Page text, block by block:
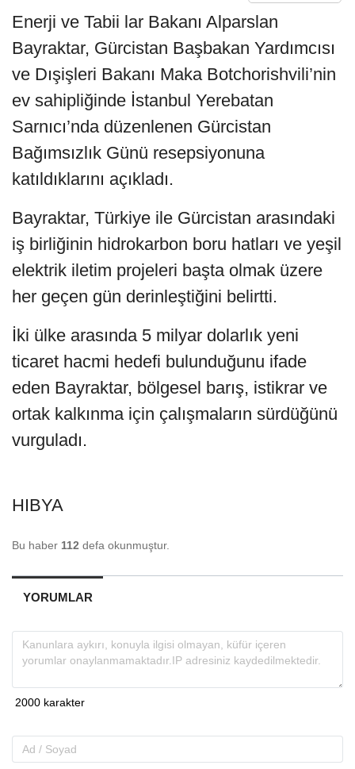
Enerji ve Tabii lar Bakanı Alparslan
Bayraktar, Gürcistan Başbakan Yardımcısı
ve Dışişleri Bakanı Maka Botchorishvili’nin
ev sahipliğinde İstanbul Yerebatan
Sarnıcı’nda düzenlenen Gürcistan
Bağımsızlık Günü resepsiyonuna
katıldıklarını açıkladı.
Bayraktar, Türkiye ile Gürcistan arasındaki
iş birliğinin hidrokarbon boru hatları ve yeşil
elektrik iletim projeleri başta olmak üzere
her geçen gün derinleştiğini belirtti.
İki ülke arasında 5 milyar dolarlık yeni
ticaret hacmi hedefi bulunduğunu ifade
eden Bayraktar, bölgesel barış, istikrar ve
ortak kalkınma için çalışmaların sürdüğünü
vurguladı.
HIBYA
Bu haber 112 defa okunmuştur.
YORUMLAR